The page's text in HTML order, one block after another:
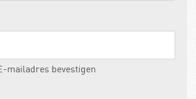
mailadres bevestigen